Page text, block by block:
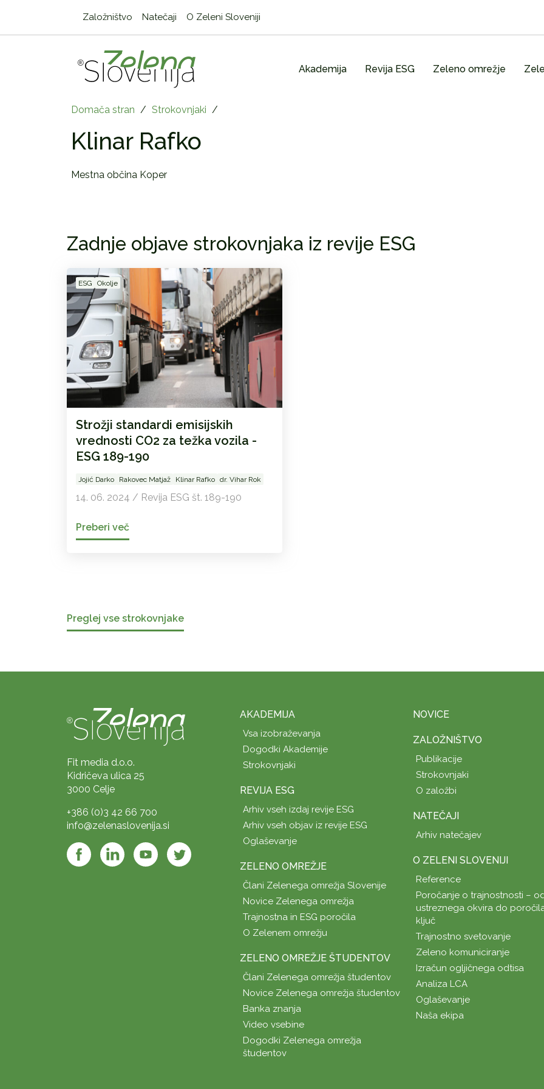
Založništvo Natečaji O Zeleni Sloveniji
Akademija Revija ESG Zeleno omrežje
Domača stran / Strokovnjaki /
Klinar Rafko
Mestna občina Koper
Zadnje objave strokovnjaka iz revije ESG
ESG Okolje
Strožji standardi emisijskih
vrednosti CO2 za težka vozila -
ESG 189-190
Jojić Darko Rakovec Matjaž Klinar Rafko dr. Vihar Rok
14. 06. 2024 / Revija ESG št. 189-190
Preberi več
Preglej vse strokovnjake
Fit media d.o.o.
Kidričeva ulica 25
3000 Celje
+386 (0)3 42 66 700
info@zelenaslovenija.si
AKADEMIJA
Vsa izobraževanja
Dogodki Akademije
Strokovnjaki
REVIJA ESG
Arhiv vseh izdaj revije ESG
Arhiv vseh objav iz revije ESG
Oglaševanje
ZELENO OMREŽJE
Člani Zelenega omrežja Slovenije
Novice Zelenega omrežja
Trajnostna in ESG poročila
O Zelenem omrežju
ZELENO OMREŽJE ŠTUDENTOV
Člani Zelenega omrežja študentov
Novice Zelenega omrežja študentov
Banka znanja
Video vsebine
Dogodki Zelenega omrežja
študentov
NOVICE
ZALOŽNIŠTVO
Publikacije
Strokovnjaki
O založbi
NATEČAJI
Arhiv natečajev
O ZELENI SLOVENIJI
Reference
Poročanje o trajnostnosti –
ustreznega okvira do
ključ
Trajnostno svetovanje
Zeleno komuniciranje
Izračun ogljičnega odtisa
Analiza LCA
Oglaševanje
Naša ekipa